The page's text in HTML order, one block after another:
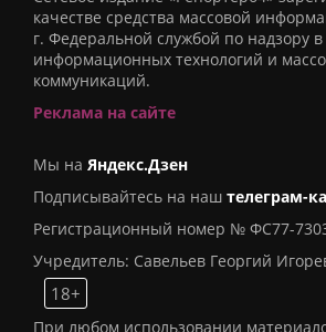
качестве средства массовой
г. Федеральной службой по надзору
информационных технологий и
коммуникаций.
Реклама на сайте
Мы на Яндекс.Дзен
Подписывайтесь на наш телеграм-
Регистрационный номер № ФС77-
Учредитель: Савельев Георгий
18+
При любом использовании